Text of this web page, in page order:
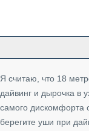
Я считаю, что 18
дайвинг и дырочка в
самого дискомфорта
берегите уши при